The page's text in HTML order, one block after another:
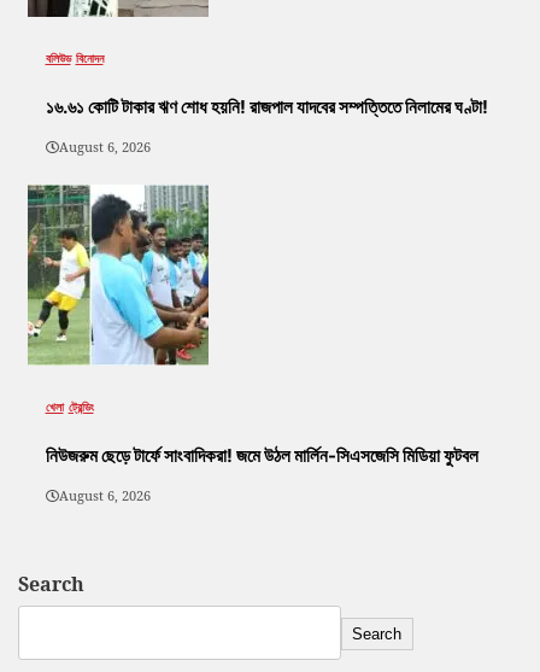
বলিউড বিনোদন
১৬.৬১ কোটি টাকার ঋণ শোধ হয়নি! রাজপাল যাদবের সম্পত্তিতে নিলামের ঘণ্টা!
August 6, 2026
খেলা ট্রেন্ডিং
নিউজরুম ছেড়ে টার্ফে সাংবাদিকরা! জমে উঠল মার্লিন-সিএসজেসি মিডিয়া ফুটবল
August 6, 2026
Search
Search